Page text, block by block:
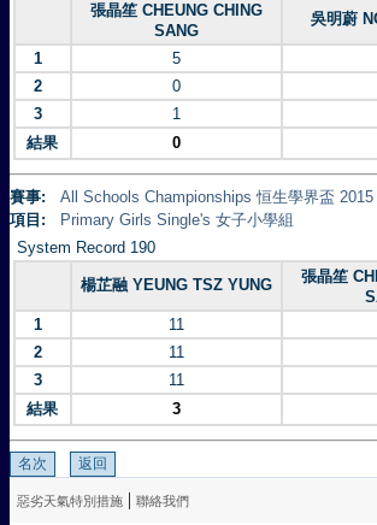
張晶笙 CHEUNG CHING
SANG
吳明蔚
1 5
2
0
3
1
結果
0
賽事:
All Schools Championships 恒生學界盃 2015
項目:
Primary Girls Single's 女子小學組
System Record 190
楊芷融 YEUNG TSZ YUNG
張晶笙
1
11
2
11
3
11
結果
3